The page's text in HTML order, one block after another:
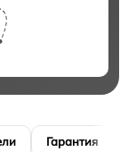
Гарантия